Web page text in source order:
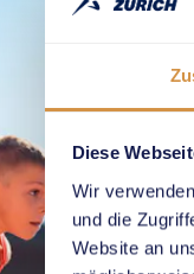
Diese
Wir
und die
Website an